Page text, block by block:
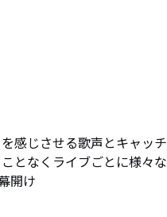
感じさせる歌声とキャッチ
となくライブごとに様々な
開け